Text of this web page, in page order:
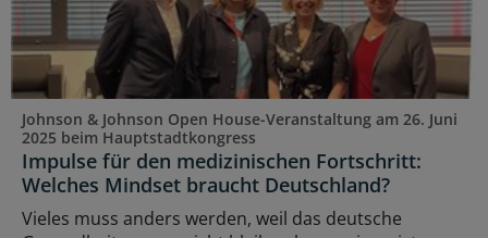
Johnson & Johnson Open House-Veranstaltung am 26. Juni
2025 beim Hauptstadtkongress
Impulse für den medizinischen Fortschritt:
Welches Mindset braucht Deutschland?
Vieles muss anders werden, weil das deutsche